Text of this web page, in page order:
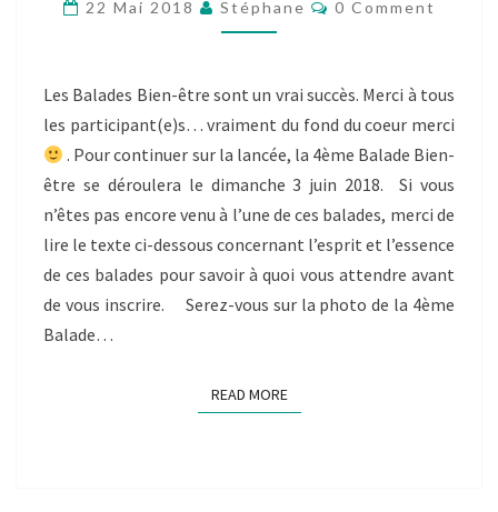
DE
LA
C’EST
DIMANCHE
3
JUIN
2018
22 Mai 2018 Stéphane 0 Comment
Les Balades Bien-être sont un vrai succès. Merci à tous
les participant(e)s… vraiment du fond du coeur merci
. Pour continuer sur la lancée, la 4ème Balade Bien-
être se déroulera le dimanche 3 juin 2018. Si vous
n’êtes pas encore venu à l’une de ces balades, merci de
lire le texte ci-dessous concernant l’esprit et l’essence
de ces balades pour savoir à quoi vous attendre avant
de vous inscrire. Serez-vous sur la photo de la 4ème
Balade…
READ MOREREAD MORE